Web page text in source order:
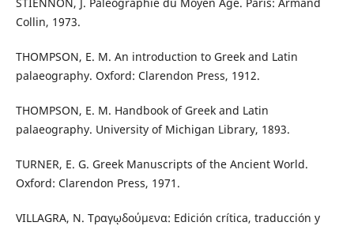
Collin, 1973.
THOMPSON, E. M. An introduction to Greek and Latin
palaeography. Oxford: Clarendon Press, 1912.
THOMPSON, E. M. Handbook of Greek and Latin
palaeography. University of Michigan Library, 1893.
TURNER, E. G. Greek Manuscripts of the Ancient World.
Oxford: Clarendon Press, 1971.
VILLAGRA, N. Τραγῳδούμενα: Edición crítica, traducción y